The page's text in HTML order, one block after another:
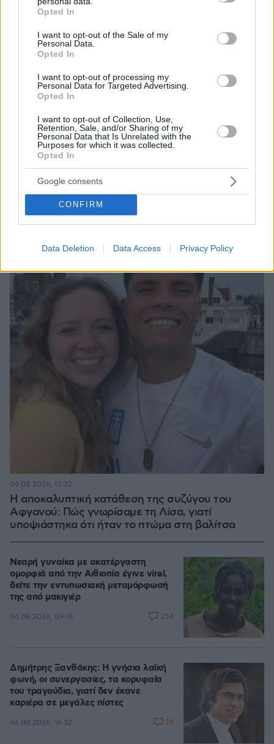
grant or deny consent to Google and its third-party tags to
use your data for below specified purposes in below Google
consent section.
Opted In
I want to opt-out of the Sale of my
Personal Data.
Opted In
I want to opt-out of processing my
Personal Data for Targeted Advertising.
Opted In
I want to opt-out of Collection, Use,
Retention, Sale, and/or Sharing of my
Personal Data that Is Unrelated with the
Purposes for which it was collected.
Opted In
Google consents
CONFIRM
Data Deletion Data Access Privacy Policy
Η απουσία μέσα στη νύχτα και η λεπτομέρεια στα
μηνύματα: Πώς η σύζυγος του Αφγανού ξεκίνησε
να τον υποπτεύεται για τη δολοφονία της
Βρετανίδας στην Κυψέλη
06.08.2026, 15:36
Η αποκαλυπτική κατάθεση της συζύγου του
Αφγανού: Πώς γνωρίσαμε τη Λίσα, γιατί
υποψιάστηκα ότι ήταν το πτώμα στη βαλίτσα
06.08.2026, 12:32
Νεαρή γυναίκα με ακατέργαστη
ομορφιά από την Αιθιοπία έγινε viral,
δείτε την εντυπωσιακή μεταμόρφωσή
της από μακιγιέρ
06.08.2026, 09:18 254
Δημήτρης Ξανθάκης: Η γνήσια λαϊκή
φωνή, οι συνεργασίες, τα κορυφαία
του τραγούδια, γιατί δεν έκανε
καριέρα σε μεγάλες πίστες
06.08.2026, 16:32 18